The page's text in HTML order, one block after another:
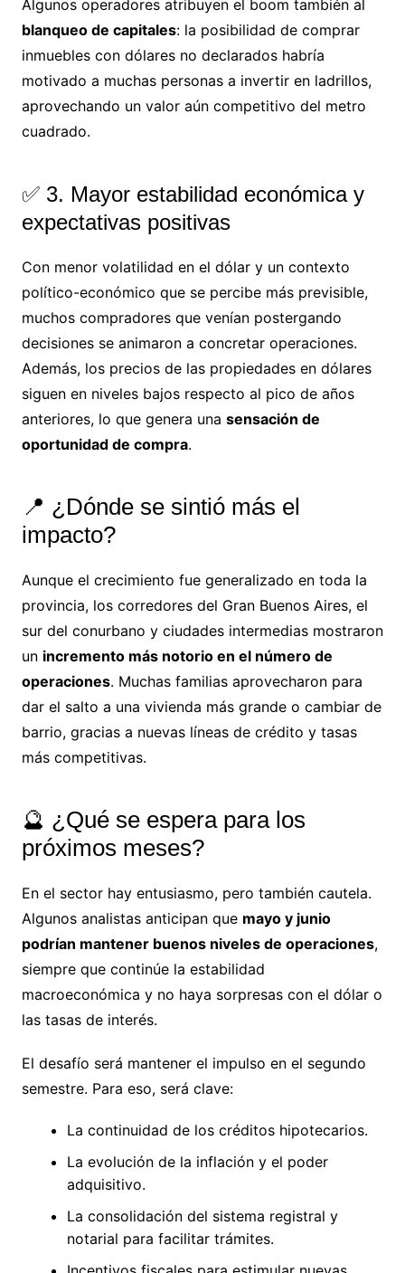
Algunos operadores atribuyen el boom también al
blanqueo de capitales: la posibilidad de comprar
inmuebles con dólares no declarados habría
motivado a muchas personas a invertir en ladrillos,
aprovechando un valor aún competitivo del metro
cuadrado.
✅ 3. Mayor estabilidad económica y
expectativas positivas
Con menor volatilidad en el dólar y un contexto
político-económico que se percibe más previsible,
muchos compradores que venían postergando
decisiones se animaron a concretar operaciones.
Además, los precios de las propiedades en dólares
siguen en niveles bajos respecto al pico de años
anteriores, lo que genera una sensación de
oportunidad de compra.
📍 ¿Dónde se sintió más el
impacto?
Aunque el crecimiento fue generalizado en toda la
provincia, los corredores del Gran Buenos Aires, el
sur del conurbano y ciudades intermedias mostraron
un incremento más notorio en el número de
operaciones. Muchas familias aprovecharon para
dar el salto a una vivienda más grande o cambiar de
barrio, gracias a nuevas líneas de crédito y tasas
más competitivas.
🔮 ¿Qué se espera para los
próximos meses?
En el sector hay entusiasmo, pero también cautela.
Algunos analistas anticipan que mayo y junio
podrían mantener buenos niveles de operaciones,
siempre que continúe la estabilidad
macroeconómica y no haya sorpresas con el dólar o
las tasas de interés.
El desafío será mantener el impulso en el segundo
semestre. Para eso, será clave:
La continuidad de los créditos hipotecarios.
La evolución de la inflación y el poder
adquisitivo.
La consolidación del sistema registral y
notarial para facilitar trámites.